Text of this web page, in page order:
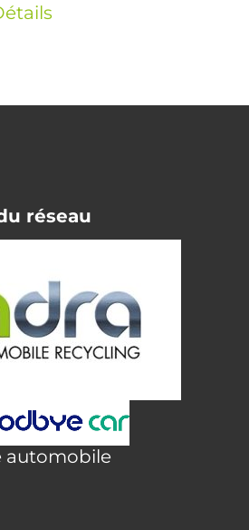
réseau
automobile